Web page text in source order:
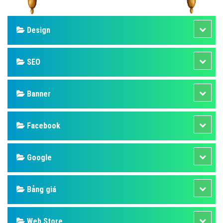
Design
SEO
Banner
Facebook
Google
Bảng giá